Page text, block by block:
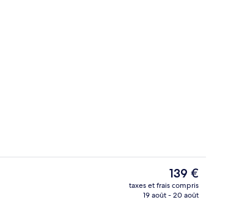
Le
prix
actuel
139 €
taxes et frais compris
19 août - 20 août